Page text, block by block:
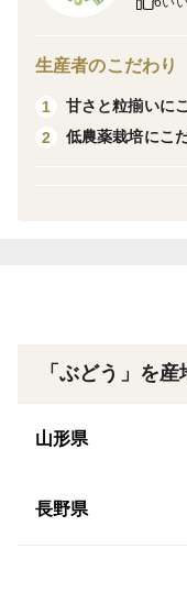
除草剤は一切使用し
足元に広がる草も
今年も最高の一房
生産者のこだわり
1
甘さと粒揃いに
2
低農薬栽培にこ
「ぶどう」を
山形県
長野県